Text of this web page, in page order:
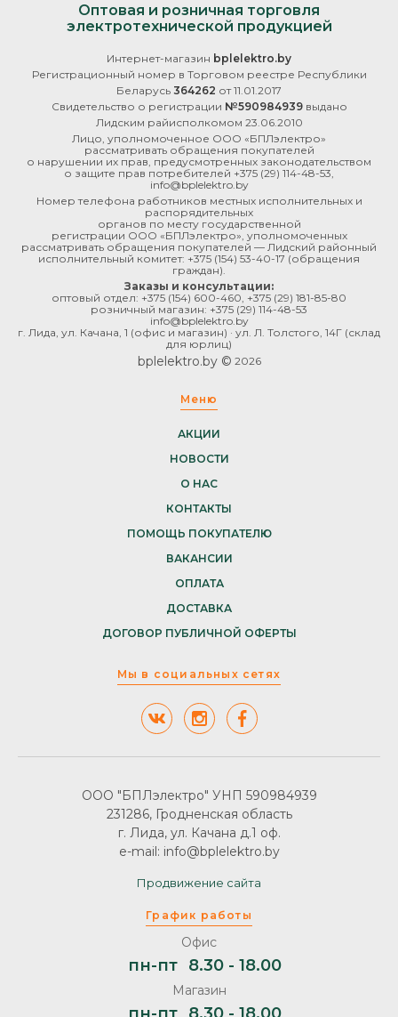
Оптовая и розничная торговля
электротехнической продукцией
Интернет-магазин bplelektro.by
Регистрационный номер в Торговом реестре Республики
Беларусь 364262 от 11.01.2017
Свидетельство о регистрации №590984939выдано
Лидским райисполкомом 23.06.2010
Лицо, уполномоченное ООО «БПЛэлектро»
рассматривать обращения покупателей
о нарушении их прав, предусмотренных законодательством
о защите прав потребителей +375 (29) 114-48-53
info@bplelektro.by
Номер телефона работников местных исполнительных и
распорядительных
органов по месту государственной
регистрации ООО «БПЛэлектро», уполномоченных
рассматривать обращения покупателей — Лидский районный
исполнительный комитет: +375 (154) 53-40-17 (обращения
граждан).
Заказы и консультации:
оптовый отдел: +375 (154) 600-460 +375 (29) 181-85-80
розничный магазин: +375 (29) 114-48-53
info@bplelektro.by
г. Лида, ул. Качана, 1 (офис и магазин) · ул. Л. Толстого, 14Г (склад
для юрлиц)
bplelektro.by © 2026
Меню
АКЦИИ
НОВОСТИ
О НАС
КОНТАКТЫ
ПОМОЩЬ ПОКУПАТЕЛЮ
ВАКАНСИИ
ОПЛАТА
ДОСТАВКА
ДОГОВОР ПУБЛИЧНОЙ ОФЕРТЫ
Мы в социальных сетях
График работы
Офис
пн-пт 8.30 - 18.00
Магазин
ООО "БПЛэлектро" УНП 590984939
231286, Гродненская область
г. Лида, ул. Качана д.1 оф.
e-mail: info@bplelektro.by
Продвижение сайта